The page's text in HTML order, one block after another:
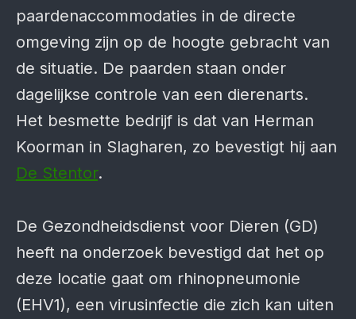
paardenaccommodaties in de directe
omgeving zijn op de hoogte gebracht van
de situatie. De paarden staan onder
dagelijkse controle van een dierenarts.
Het besmette bedrijf is dat van Herman
Koorman in Slagharen, zo bevestigt hij aan
De Stentor.
De Gezondheidsdienst voor Dieren (GD)
heeft na onderzoek bevestigd dat het op
deze locatie gaat om rhinopneumonie
(EHV1), een virusinfectie die zich kan uiten